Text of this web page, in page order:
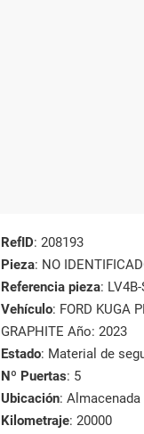
RefID: 208193
Pieza: NO
Referencia pieza:
Vehículo: FORD KUGA
GRAPHITE Año: 2023
Estado: Material de
Nº Puertas: 5
Ubicación: Almacenada
Kilometraje: 20000